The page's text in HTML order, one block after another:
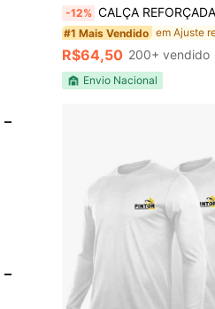
-12% CALÇA REFORÇADA! Brim pesado! Sem Faixa Refletiva Cinza Preta fardamento Uniforme
#1 Mais Vendido
R$64,50 200+ vendido
Envio Nacional